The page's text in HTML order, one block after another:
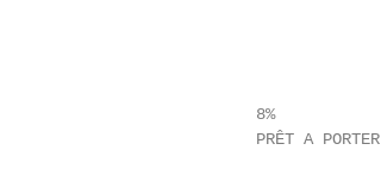
8%
PRÊT A PORTER